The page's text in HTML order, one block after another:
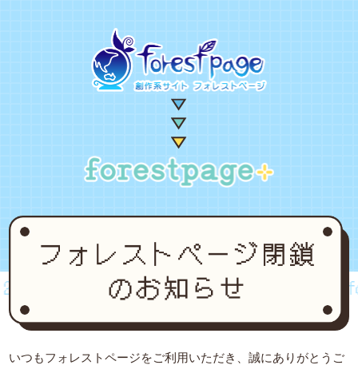
forestpage forever...2002~2024
いつもフォレストページをご利用いただき、誠にありがとうご